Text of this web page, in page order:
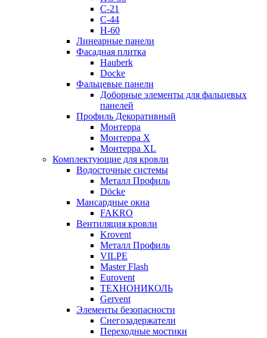
С-21
С-44
Н-60
Линеарные панели
Фасадная плитка
Hauberk
Docke
Фальцевые панели
Доборные элементы для фальцевых
панелей
Профиль Декоративный
Монтерра
Монтерра X
Монтерра XL
Комплектующие для кровли
Водосточные системы
Металл Профиль
Döcke
Мансардные окна
FAKRO
Вентиляция кровли
Krovent
Металл Профиль
VILPE
Master Flash
Eurovent
ТЕХНОНИКОЛЬ
Gervent
Элементы безопасности
Снегозадержатели
Переходные мостики